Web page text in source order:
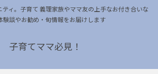
ィ。子育て 義理家族やママ友の上手なお付き合いな
験談やお勧め・旬情報をお届けします
子育てママ必見！